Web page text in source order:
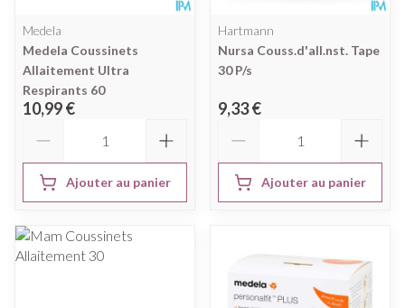
Medela
Medela Coussinets
Allaitement Ultra
Respirants 60
10,99 €
Ajouter au panier
Hartmann
Nursa Couss.d'all.nst. Tape
30 P/s
9,33 €
Ajouter au panier